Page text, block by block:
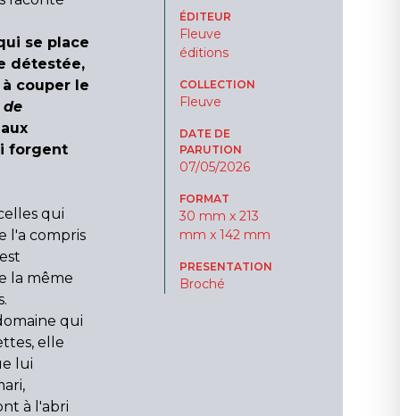
se place
détestée,
couper le
de
forgent
qui
l'a compris
la même
qui
elle
lui
à l'abri
ÉDITEUR
Fleuve
éditions
COLLECTION
Fleuve
DATE DE
PARUTION
07/05/2026
FORMAT
30 mm x 213
mm x 142 mm
PRESENTATION
Broché